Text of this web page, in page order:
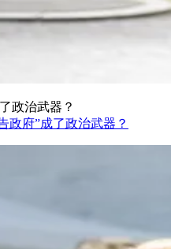
政治武器？
政府”成了政治武器？